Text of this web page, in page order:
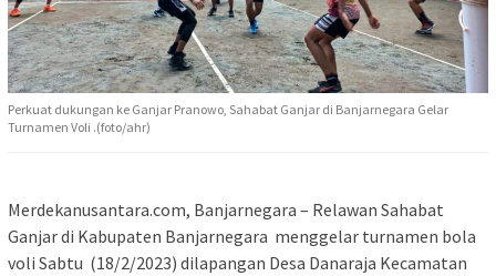
Perkuat dukungan ke Ganjar Pranowo, Sahabat Ganjar di Banjarnegara Gelar
Turnamen Voli .(foto/ahr)
Merdekanusantara.com, Banjarnegara – Relawan Sahabat
Ganjar di Kabupaten Banjarnegara menggelar turnamen bola
voli Sabtu (18/2/2023) dilapangan Desa Danaraja Kecamatan